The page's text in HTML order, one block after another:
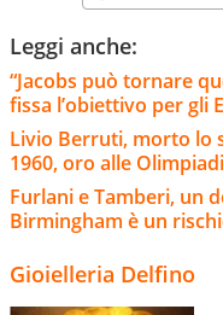
Leggi anche:
“Jacobs può tornare
fissa l’obiettivo per gli
Livio Berruti, morto lo
1960, oro alle
Furlani e Tamberi, un
Birmingham è un
Gioielleria Delfino